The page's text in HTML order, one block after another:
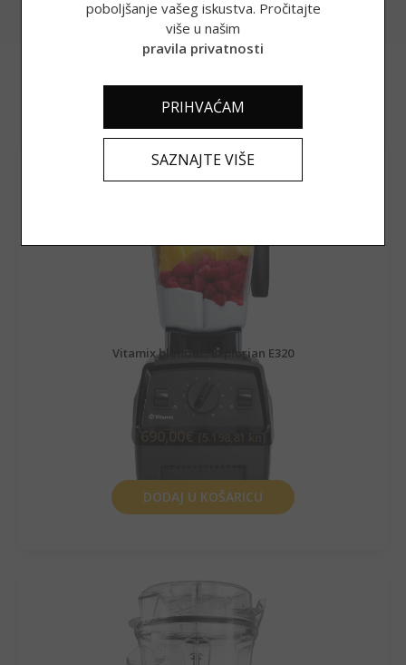
Povezani proizvodi
Vitamix blender, Explorian E320
DODAJ U KOŠARICU
poboljšanje vašeg iskustva. Pročitajte
više u našim
pravila privatnosti
PRIHVAĆAM
SAZNAJTE VIŠE